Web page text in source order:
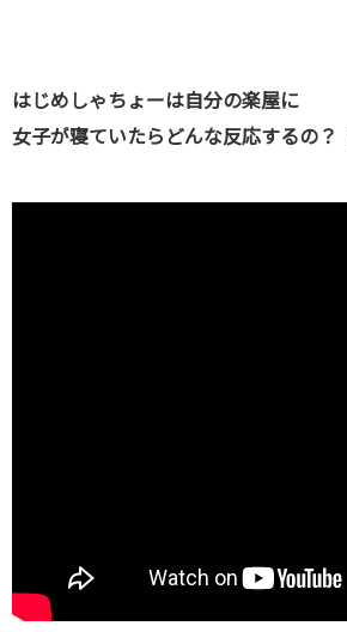
はじめしゃちょーは自分の楽屋に
女子が寝ていたらどんな反応するの？